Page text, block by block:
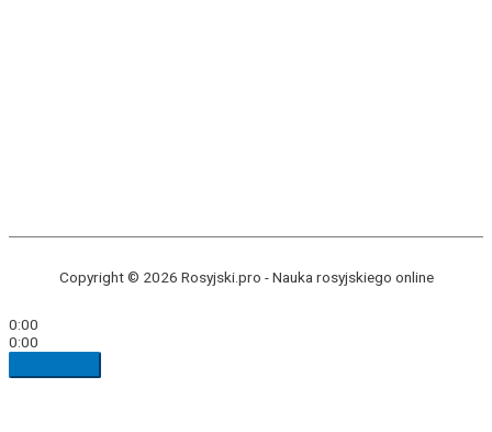
Copyright © 2026 Rosyjski.pro -Nauka rosyjskiego online
0:00
0:00